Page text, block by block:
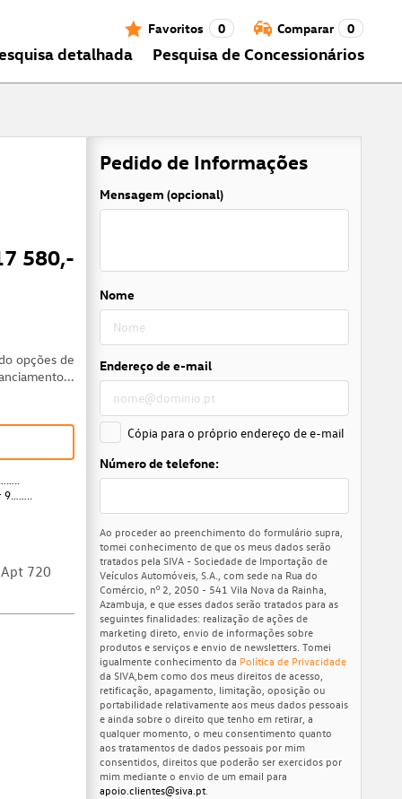
Favoritos 0 Comparar 0
detalhada Pesquisa de Concessionários
opções de
580,-
720
Pedido de Informações
Mensagem (opcional)
Nome
Endereço de e-mail
Cópia para o próprio endereço de e-mail
Número de telefone:
Ao proceder ao preenchimento do formulário supra,
tomei conhecimento de que os meus dados serão
tratados pela SIVA - Sociedade de Importação de
Veículos Automóveis, S.A., com sede na Rua do
Comércio, nº 2, 2050 - 541 Vila Nova da Rainha,
Azambuja, e que esses dados serão tratados para as
seguintes finalidades: realização de ações de
marketing direto, envio de informações sobre
produtos e serviços e envio de newsletters. Tomei
igualmente conhecimento da Política de Privacidade
da SIVA,bem como dos meus direitos de acesso,
retificação, apagamento, limitação, oposição ou
portabilidade relativamente aos meus dados pessoais
e ainda sobre o direito que tenho em retirar, a
qualquer momento, o meu consentimento quanto
aos tratamentos de dados pessoais por mim
consentidos, direitos que poderão ser exercidos por
mim mediante o envio de um email para
apoio.clientes@siva.pt